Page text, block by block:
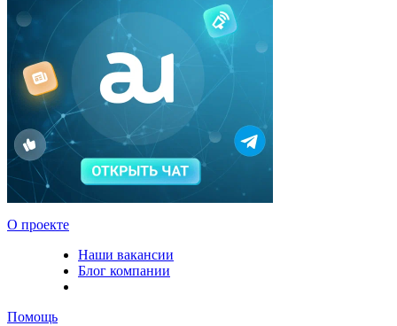
О проекте
Наши вакансии
Блог компании
Помощь